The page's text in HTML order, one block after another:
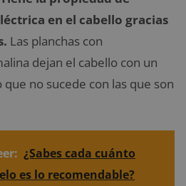
en el cabello gracias
Las planchas con
dejan el cabello con un
no sucede con las que son
¿Sabes cada cuánto
es lo recomendable?